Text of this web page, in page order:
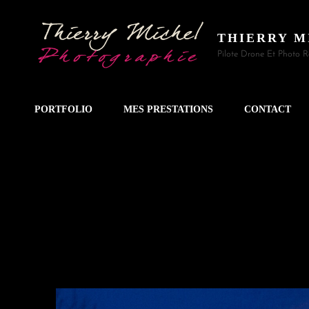
THIERRY
Pilote Drone Et Photo
PORTFOLIO MES PRESTATIONS CONTACT